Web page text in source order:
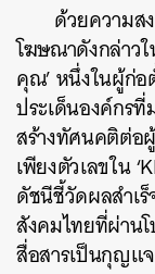
ด้วยความส
โฆษณาดังกล่าวใ
คุณ’ หนึ่งในผู้ก่อ
ประเด็นองค์กร
สร้างทัศนคติต่อ
เพียงตัวเลขใน
ดัชนีชี้วัดผลสำเ
สังคมไทยที่ผ่านโ
สื่อสารเป็นกุญแ